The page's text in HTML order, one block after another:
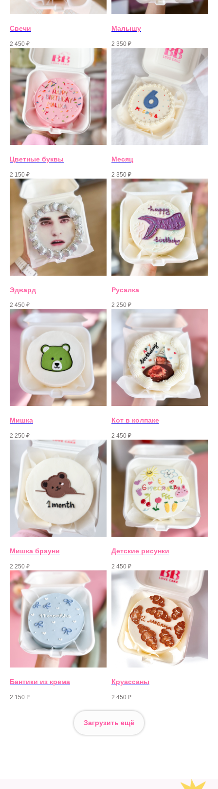
Свечи
2 450 ₽
Малышу
2 350 ₽
Цветные буквы
2 150 ₽
Месяц
2 350 ₽
Эдвард
2 450 ₽
Русалка
2 250 ₽
Мишка
2 250 ₽
Кот в колпаке
2 450 ₽
Мишка брауни
2 250 ₽
Детские рисунки
2 450 ₽
Бантики из крема
2 150 ₽
Круассаны
2 450 ₽
Загрузить ещё